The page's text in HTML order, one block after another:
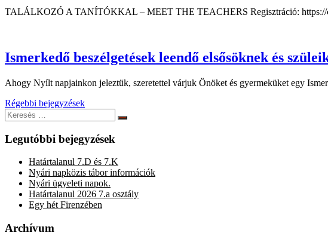
TALÁLKOZÓ A TANÍTÓKKAL – MEET THE TEACHERS Regisztráció: https://
Ismerkedő beszélgetések leendő elsősöknek és
Ahogy Nyílt napjainkon jeleztük, szeretettel várjuk Önöket és gyermeküket egy
Bejegyzés
navigáció
Régebbi bejegyzések
Keresés:
Keresés
Legutóbbi bejegyzések
Határtalanul 7.D és 7.K
Nyári napközis tábor információk
Nyári ügyeleti napok.
Határtalanul 2026 7.a osztály
Egy hét Firenzében
Archívum